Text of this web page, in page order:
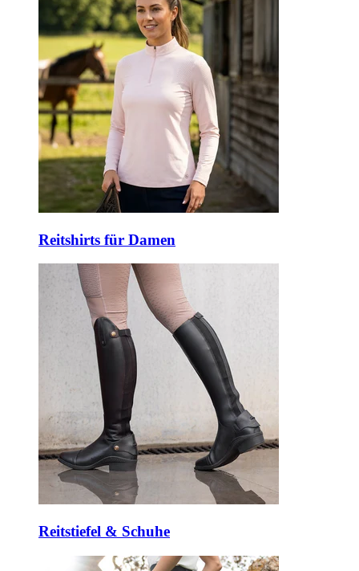
Reitshirts für Damen
Reitstiefel & Schuhe